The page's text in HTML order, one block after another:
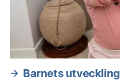
Barnets utveckling